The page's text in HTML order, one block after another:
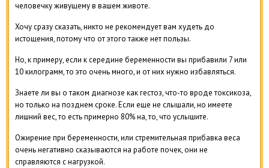
человечку живущему в вашем животе.
Хочу сразу сказать, никто не рекомендует вам худеть до
истощения, потому что от этого также нет пользы.
Но, к примеру, если к середине беременности вы прибавили 7 или
10 килограмм, то это очень много, и от них нужно избавляться.
Знаете ли вы о таком диагнозе как гестоз, что-то вроде токсикоза,
но только на позднем сроке. Если еще не слышали, но имеете
лишний вес, то есть примерно 80% на, то, что услышите.
Ожирение при беременности, или стремительная прибавка веса
очень негативно сказываются на работе почек, они не
справляются с нагрузкой.